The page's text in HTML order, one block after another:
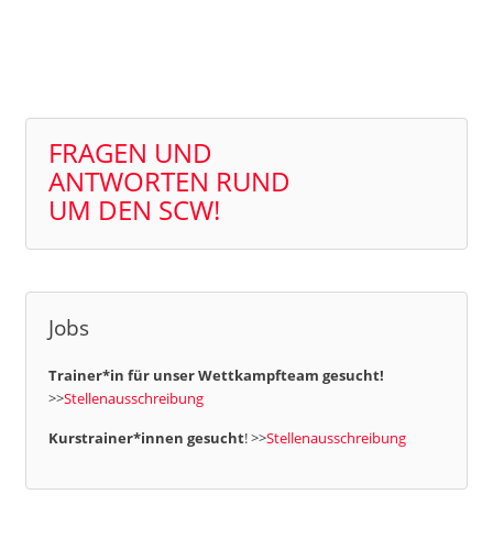
FRAGEN UND
ANTWORTEN RUND
UM DEN SCW!
Jobs
Trainer*in für unser Wettkampfteam gesucht!
>>Stellenausschreibung
Kurstrainer*innen gesucht! >>Stellenausschreibung